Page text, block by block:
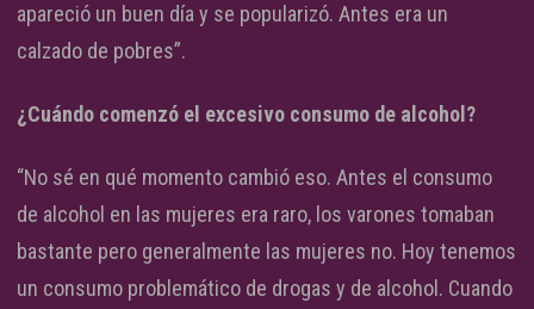
apareció un buen día y se popularizó. Antes era un
calzado de pobres”.
¿Cuándo comenzó el excesivo consumo de alcohol?
“No sé en qué momento cambió eso. Antes el consumo
de alcohol en las mujeres era raro, los varones tomaban
bastante pero generalmente las mujeres no. Hoy tenemos
un consumo problemático de drogas y de alcohol. Cuando